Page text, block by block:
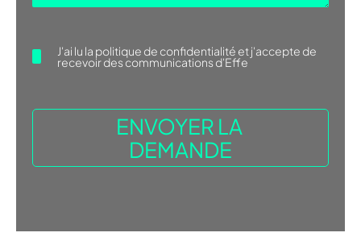
J'ai lu la politique de confidentialité et j'accepte de
recevoir des communications d'Effe